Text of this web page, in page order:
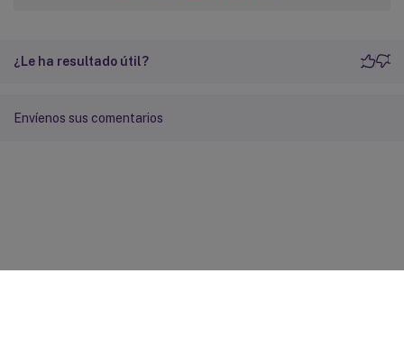
¿Le ha resultado útil?
Envíenos sus comentarios